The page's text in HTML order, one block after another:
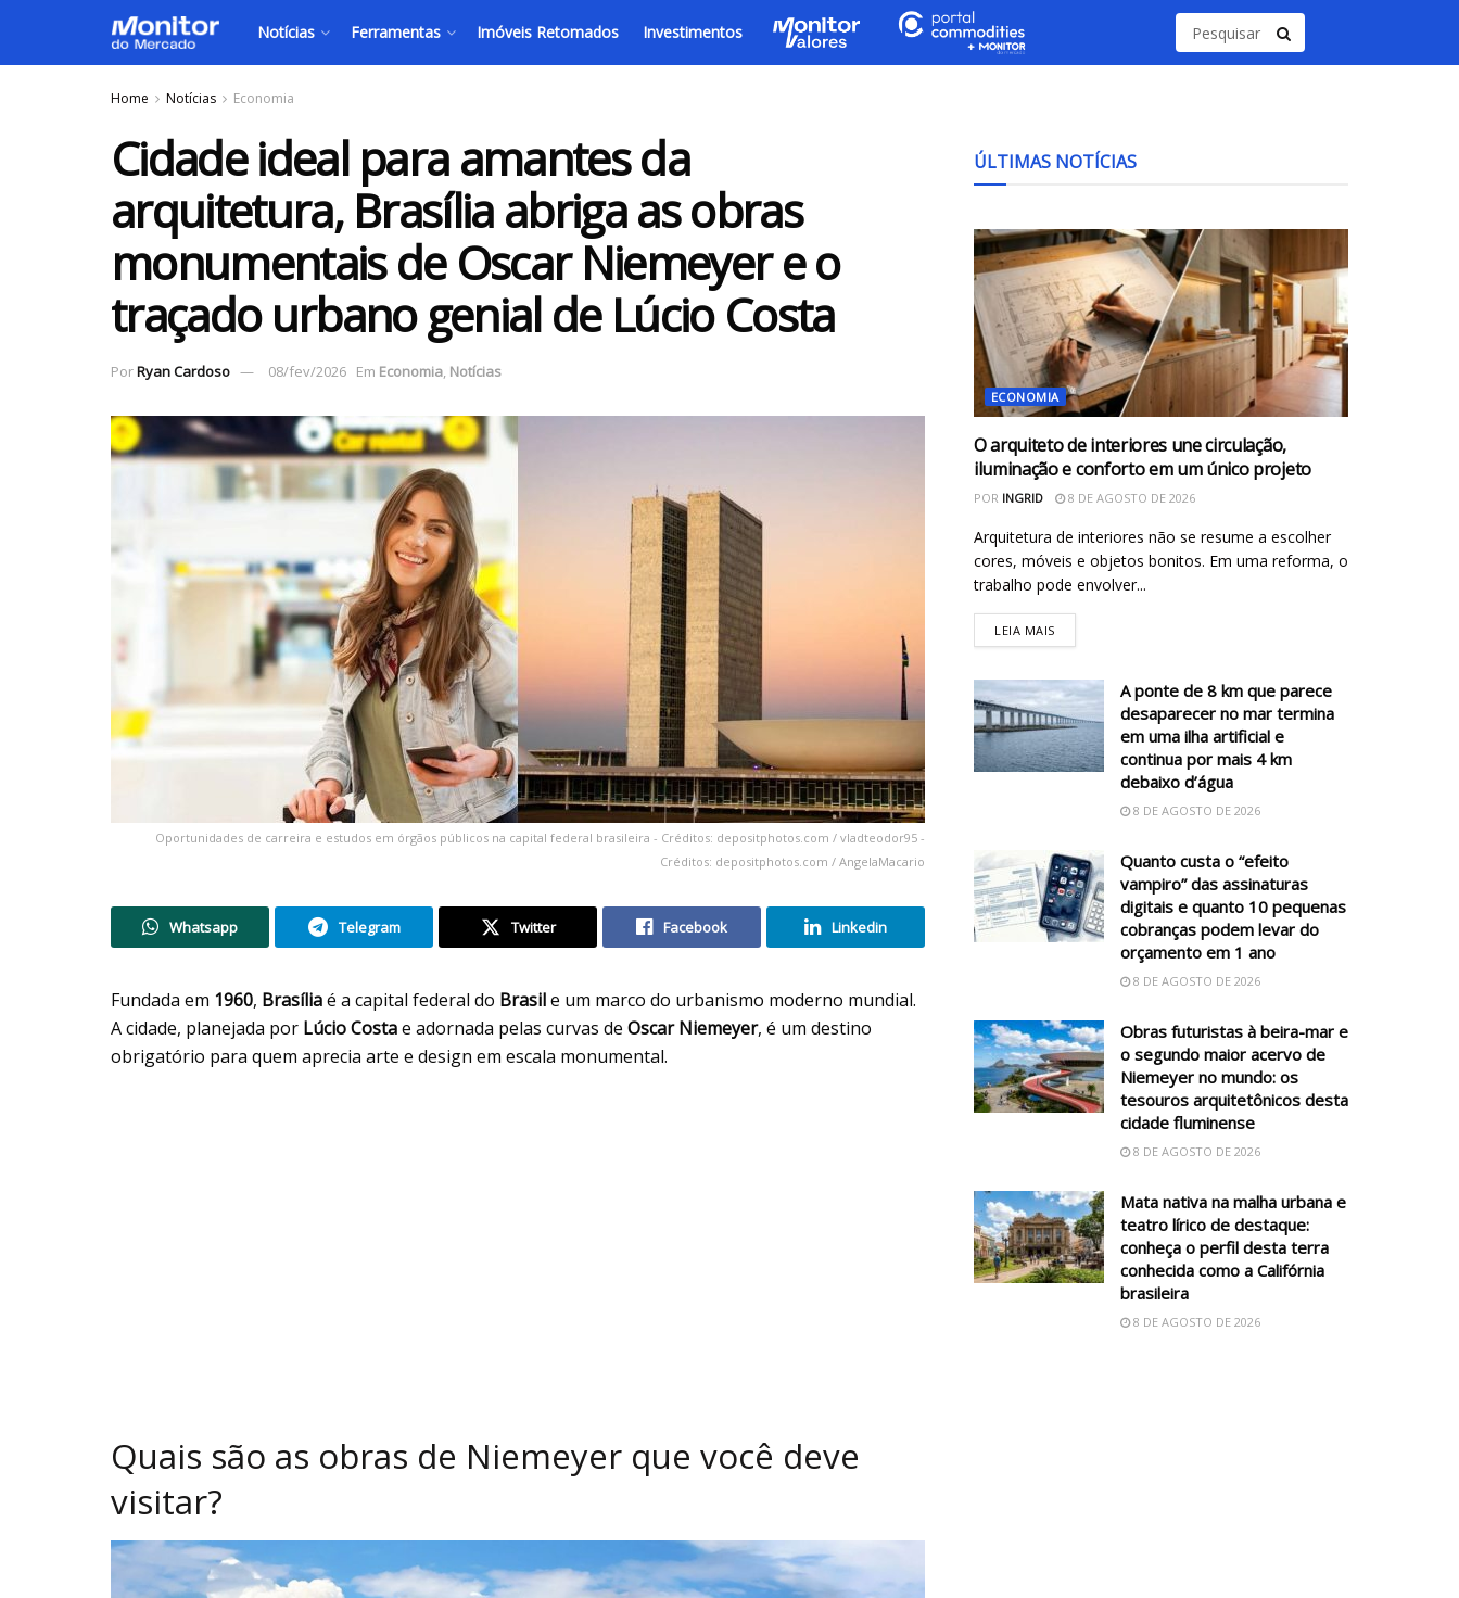
Notícias Ferramentas Imóveis Retomados Investimentos
Home Notícias Economia
Cidade ideal para amantes da
arquitetura, Brasília abriga as obras
monumentais de Oscar Niemeyer e o
traçado urbano genial de Lúcio Costa
PorRyan Cardoso 08/fev/2026 Em Economia, Notícias
Oportunidades de carreira e estudos em órgãos públicos na capital federal brasileira - Créditos: depositphotos.com / vladteodor95 -
Créditos: depositphotos.com / AngelaMacario
Whatsapp Telegram Twitter Facebook Linkedin
Fundada em 1960, Brasíliaé a capital federal do Brasile um marco do urbanismo moderno mundial.
A cidade, planejada por Lúcio Costae adornada pelas curvas de Oscar Niemeyer, é um destino
obrigatório para quem aprecia arte e design em escala monumental.
Quais são as obras de Niemeyer que você deve
visitar?
ÚLTIMAS NOTÍCIAS
ECONOMIA
O arquiteto de interiores une circulação,
iluminação e conforto em um único projeto
POR INGRID 8 DE AGOSTO DE 2026
Arquitetura de interiores não se resume a escolher
cores, móveis e objetos bonitos. Em uma reforma, o
trabalho pode envolver...
LEIA MAIS
A ponte de 8 km que parece
desaparecer no mar termina
em uma ilha artificial e
continua por mais 4 km
debaixo d’água
8 DE AGOSTO DE 2026
Quanto custa o “efeito
vampiro” das assinaturas
digitais e quanto 10 pequenas
cobranças podem levar do
orçamento em 1 ano
8 DE AGOSTO DE 2026
Obras futuristas à beira-mar e
o segundo maior acervo de
Niemeyer no mundo: os
tesouros arquitetônicos desta
cidade fluminense
8 DE AGOSTO DE 2026
Mata nativa na malha urbana e
teatro lírico de destaque:
conheça o perfil desta terra
conhecida como a Califórnia
brasileira
8 DE AGOSTO DE 2026